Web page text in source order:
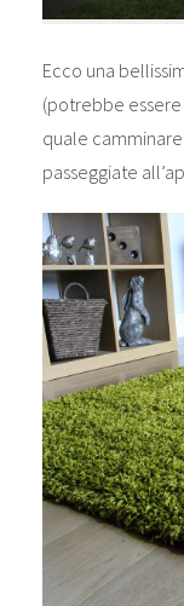
Ecco una
(potrebbe
quale
passeggiate